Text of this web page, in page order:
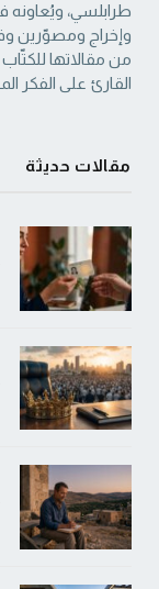
القارئ على الفكر
مقالات حديثة